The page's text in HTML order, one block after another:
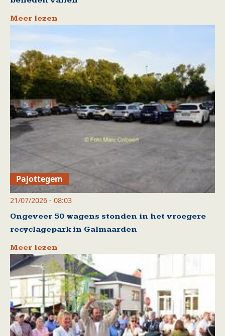
Meer lezen
Pajottegem
21/07/2026 - 08:03
Ongeveer 50 wagens stonden in het vroegere
recyclagepark in Galmaarden
Meer lezen